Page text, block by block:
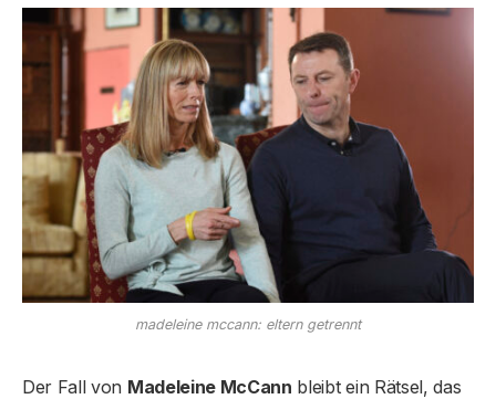
madeleine mccann: eltern getrennt
Der Fall von Madeleine McCann bleibt ein Rätsel, das